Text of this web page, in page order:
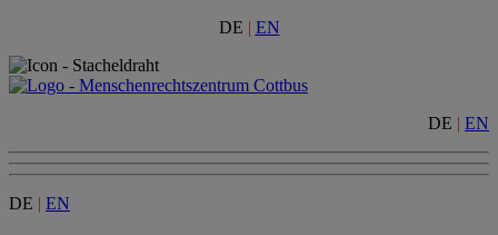
DE | EN
DE | EN
DE | EN